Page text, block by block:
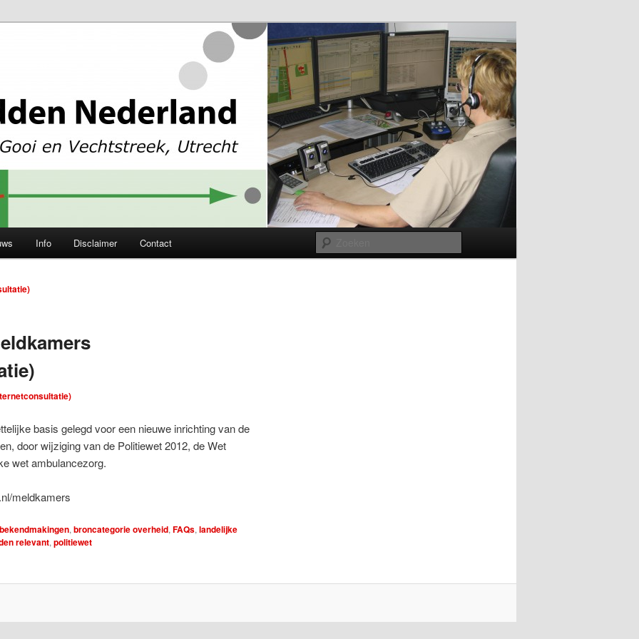
Info Disclaimer Contact
basis gelegd voor een nieuwe inrichting van de
door wijziging van de Politiewet 2012, de Wet
wet ambulancezorg.
meldkamers
, broncategorie overheid, FAQs, landelijke
relevant, politiewet